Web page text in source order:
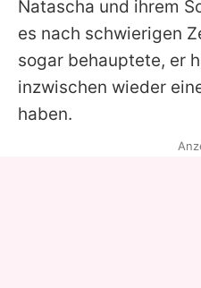
Natascha und ihrem
es nach schwierigen
sogar behauptete, er
inzwischen wieder
haben.